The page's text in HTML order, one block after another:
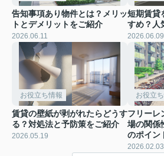
告知事項あり物件とは？メリッ
トとデメリットをご紹介
2026.06.11
短期賃貸
すめ？人
2026.06.09
お役立ち情報
賃貸の壁紙が剥がれたらどうす
る？対処法と予防策をご紹介
2026.05.19
お役立
フリーレ
場の関係
のポイン
2026.02.03